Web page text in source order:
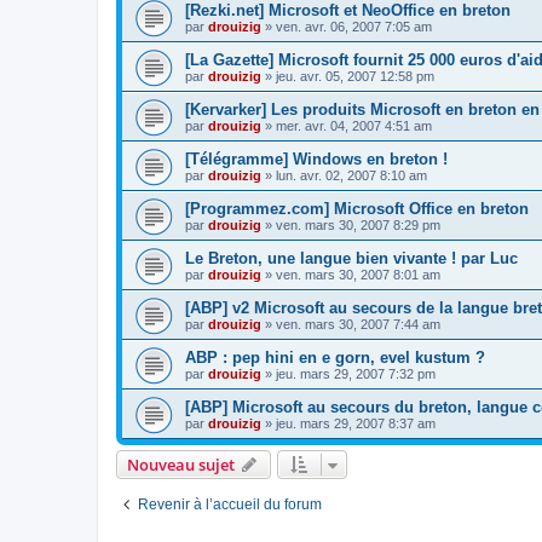
[Rezki.net] Microsoft et NeoOffice en breton
par drouizig » ven. avr. 06, 2007 7:05 am
[La Gazette] Microsoft fournit 25 000 euros
par drouizig » jeu. avr. 05, 2007 12:58 pm
[Kervarker] Les produits Microsoft en breton
par drouizig » mer. avr. 04, 2007 4:51 am
[Télégramme] Windows en breton !
par drouizig » lun. avr. 02, 2007 8:10 am
[Programmez.com] Microsoft Office en breton
par drouizig » ven. mars 30, 2007 8:29 pm
Le Breton, une langue bien vivante ! par Luc
par drouizig » ven. mars 30, 2007 8:01 am
[ABP] v2 Microsoft au secours de la langue
par drouizig » ven. mars 30, 2007 7:44 am
ABP : pep hini en e gorn, evel kustum ?
par drouizig » jeu. mars 29, 2007 7:32 pm
[ABP] Microsoft au secours du breton, langue
par drouizig » jeu. mars 29, 2007 8:37 am
Nouveau sujet
Revenir à l’accueil du forum